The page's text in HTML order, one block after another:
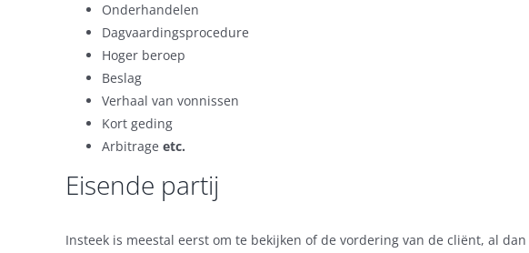
Onderhandelen
Dagvaardingsprocedure
Hoger beroep
Beslag
Verhaal van vonnissen
Kort geding
Arbitrage etc.
Eisende partij
Insteek is meestal eerst om te bekijken of de vordering van de cliënt, al